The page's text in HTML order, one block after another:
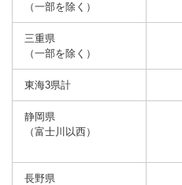
（一部を除く）
三重県
（一部を除く）
東海3県計
静岡県
（富士川以西）
長野県